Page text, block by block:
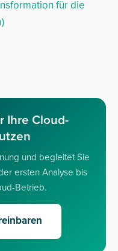
für die
Ihre Cloud-
und begleitet Sie
ersten Analyse bis
Betrieb.